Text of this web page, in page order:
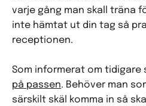
varje gång man skall träna
inte hämtat ut din tag så
receptionen.
Som informerat om tidigare
på passen. Behöver man
särskilt skäl komma in så